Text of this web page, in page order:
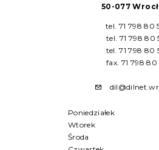
50-077
tel. 71 798 80
tel. 71 798 80
tel. 71 798 80
fax. 71 798 80
Poniedziałek
Wtorek
Środa